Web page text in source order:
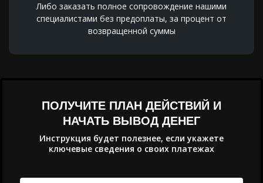
Либо заказать полное сопровождение нашими
специалистами без предоплаты, за процент от
возвращенной суммы
ПОЛУЧИТЕ ПЛАН ДЕЙСТВИЙ И
НАЧАТЬ ВЫВОД ДЕНЕГ
Инструкция будет полезнее, если укажете
ключевые сведения о своих платежах